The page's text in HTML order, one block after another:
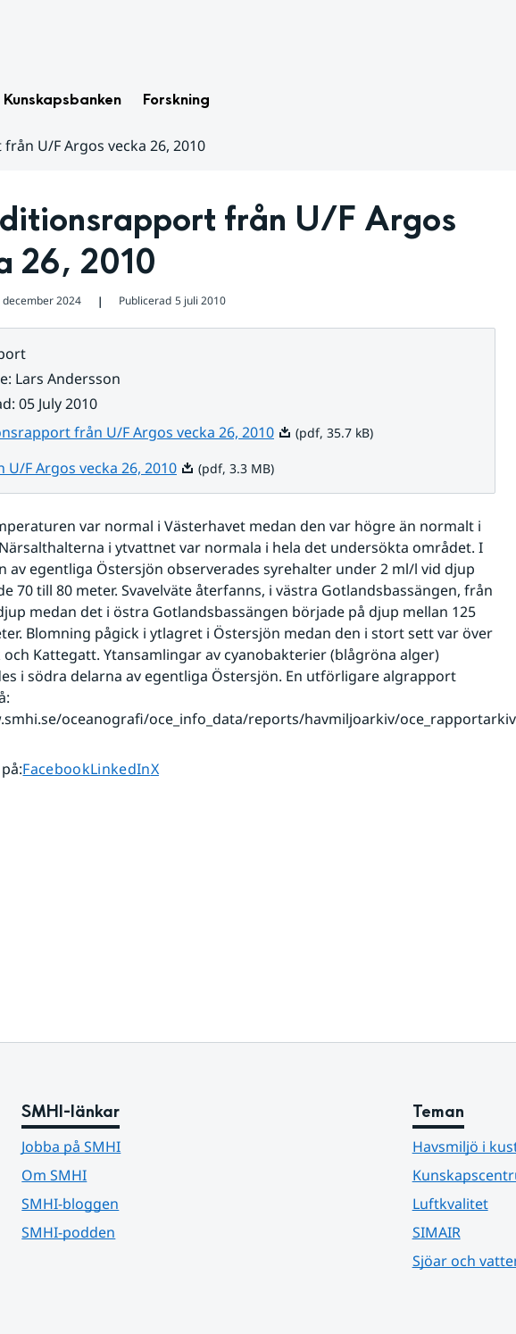
Kunskapsbanken Forskning
U/F Argos vecka 26, 2010
från U/F Argos
26, 2010
december 2024 ❘ Publicerad 5 juli 2010
: Lars Andersson
: 05 July 2010
från U/F Argos vecka 26, 2010Pdf, 35.7 kB.
(pdf, 35.7 kB)
U/F Argos vecka 26, 2010Pdf, 3.3 MB.
(pdf, 3.3 MB)
var normal i Västerhavet medan den var högre än normalt i
i ytvattnet var normala i hela det undersökta området. I
av egentliga Östersjön observerades syrehalter under 2 ml/l vid djup
70 till 80 meter. Svavelväte återfanns, i västra Gotlandsbassängen, från
medan det i östra Gotlandsbassängen började på djup mellan 125
Blomning pågick i ytlagret i Östersjön medan den i stort sett var över
och Kattegatt. Ytansamlingar av cyanobakterier (blågröna alger)
i södra delarna av egentliga Östersjön. En utförligare algrapport
:Dela sidan på
FacebookDela sidan på
LinkedInDela sidan på
X
SMHI-länkar
Jobba på SMHI
Om SMHI
SMHI-bloggen
SMHI-podden
Teman
Havsmiljö i
Luftkvalitet
SIMAIR
Sjöar och